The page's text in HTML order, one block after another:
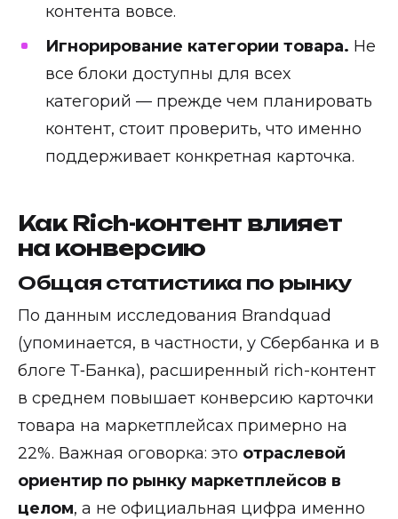
контента вовсе.
Игнорирование категории товара. Не
все блоки доступны для всех
категорий — прежде чем планировать
контент, стоит проверить, что именно
поддерживает конкретная карточка.
Как Rich-контент влияет
на конверсию
Общая статистика по рынку
По данным исследования Brandquad
(упоминается, в частности, у Сбербанка и в
блоге Т‑Банка), расширенный rich-контент
в среднем повышает конверсию карточки
товара на маркетплейсах примерно на
22%. Важная оговорка: это отраслевой
ориентир по рынку маркетплейсов в
целом, а не официальная цифра именно